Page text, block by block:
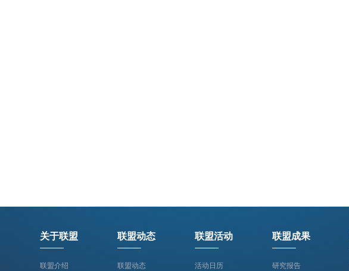
关于联盟
联盟介绍
联盟动态
联盟动态
联盟活动
活动日历
联盟成果
研究报告